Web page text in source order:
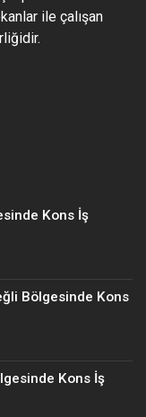
ile çalışan
Kons İş
Bölgesinde Kons
Kons İş